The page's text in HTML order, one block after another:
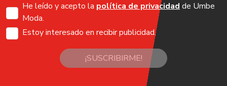
He leído y acepto la política de privacidad de Umbe
Moda.
Estoy interesado en recibir publicidad.
¡SUSCRIBIRME!